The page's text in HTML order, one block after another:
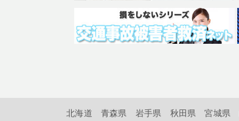
北海道 青森県 岩手県 秋田県 宮城県